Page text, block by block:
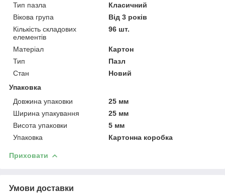
Тип пазла
Класичний
Вікова група
Від 3 років
Кількість складових
елементів
96 шт.
Матеріал
Картон
Тип
Пазл
Стан
Новий
Упаковка
Довжина упаковки
25 мм
Ширина упакування
25 мм
Висота упаковки
5 мм
Упаковка
Картонна коробка
Приховати
Умови доставки